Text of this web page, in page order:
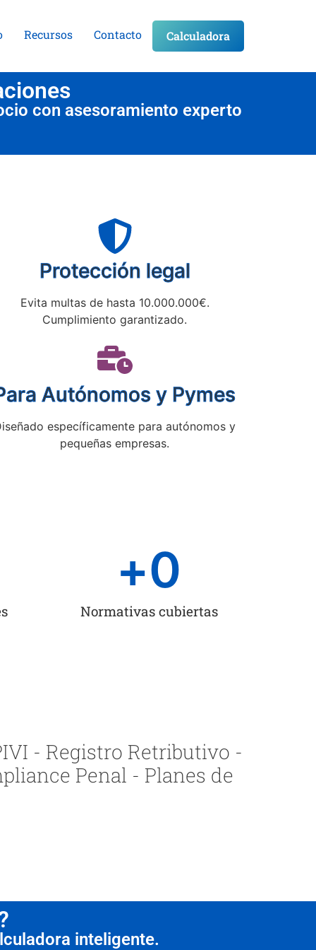
Recursos Contacto Calculadora
con asesoramiento experto
Protección legal
Evita multas de hasta 10.000.000€.
Cumplimiento garantizado.
Autónomos y Pymes
específicamente para autónomos y
pequeñas empresas.
Normativas cubiertas
+0
- Registro Retributivo -
Penal - Planes de
inteligente.